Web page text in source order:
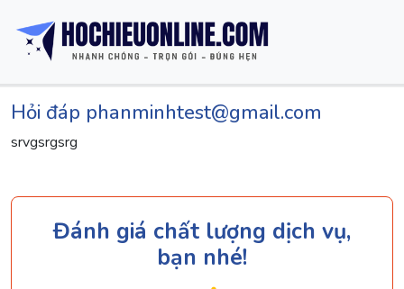
Hỏi đáp phanminhtest@gmail.com
srvgsrgsrg
Đánh giá chất lượng dịch vụ,
bạn nhé!